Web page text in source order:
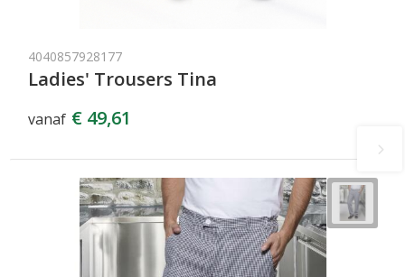
4040857928177
Ladies' Trousers Tina
vanaf € 49,61